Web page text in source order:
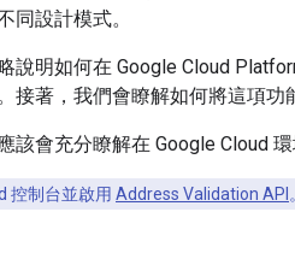
同設計模式。
說明如何在 Google Cloud
接著，我們會瞭解如何將這項功
該會充分瞭解在 Google Cloud
控制台並啟用 Address Validation API 。